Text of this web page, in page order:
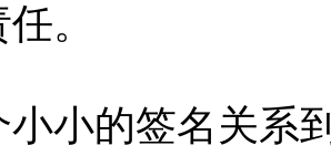
。
的签名关系到